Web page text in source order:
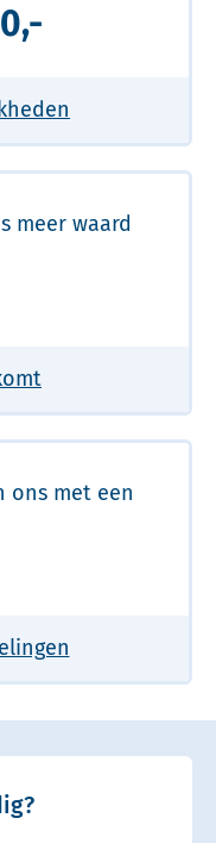
meer waard
ons met een